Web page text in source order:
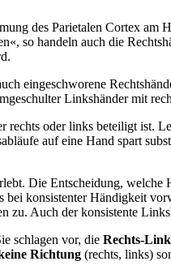
des Parietalen Cortex
so handeln auch die
eingeschworene
Linkshänder mit
oder links beteiligt ist.
auf eine Hand spart
Die Entscheidung,
konsistenter Händigkeit
Auch der konsistente
schlagen vor, die Rechts-
Richtung (rechts, links)